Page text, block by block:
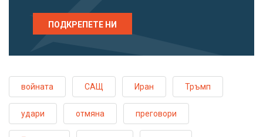
ПОДКРЕПЕТЕ НИ
войната САЩ Иран Тръмп
удари отмяна преговори